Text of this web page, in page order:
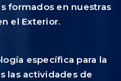
formados en nuestras
el Exterior.
específica para la
las actividades de